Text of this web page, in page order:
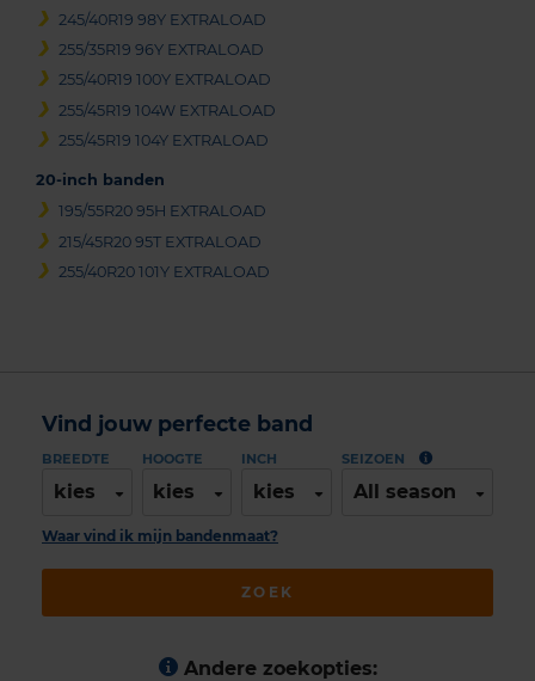
245/40R19 98Y EXTRALOAD
255/35R19 96Y EXTRALOAD
255/40R19 100Y EXTRALOAD
255/45R19 104W EXTRALOAD
255/45R19 104Y EXTRALOAD
20-inch banden
195/55R20 95H EXTRALOAD
215/45R20 95T EXTRALOAD
255/40R20 101Y EXTRALOAD
Vind jouw perfecte band
BREEDTE
kies
HOOGTE
kies
INCH
kies
SEIZOEN
All season
ZOEK
Waar vind ik mijn bandenmaat?
Andere zoekopties: